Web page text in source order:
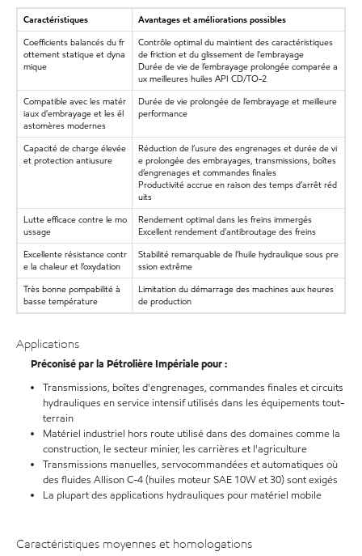
Caractéristiques
Avantages et améliorations possibles
Coefficients balancés du fr
ottement statique et dyna
mique
Contrôle optimal du maintient des caractéristiques
de friction et du glissement de l'embrayage
Durée de vie de l’embrayage prolongée comparée a
ux meilleures huiles API CD/TO-2
Compatible avec les matér
iaux d'embrayage et les él
astomères modernes
Durée de vie prolongée de l’embrayage et meilleure
performance
Capacité de charge élevée
et protection antiusure
Réduction de l’usure des engrenages et durée de vi
e prolongée des embrayages, transmissions, boîtes
d’engrenages et commandes finales
Productivité accrue en raison des temps d’arrêt réd
uits
Lutte efficace contre le mo
ussage
Rendement optimal dans les freins immergés
Excellent rendement d'antibroutage des freins
Excellente résistance contr
e la chaleur et l’oxydation
Stabilité remarquable de l’huile hydraulique sous pre
ssion extrême
Très bonne pompabilité à
basse température
Limitation du démarrage des machines aux heures
de production
Applications
Préconisé par la Pétrolière Impériale pour :
Transmissions, boîtes d'engrenages, commandes finales et circuits
hydrauliques en service intensif utilisés dans les équipements tout-
terrain
Matériel industriel hors route utilisé dans des domaines comme la
construction, le secteur minier, les carrières et l'agriculture
Transmissions manuelles, servocommandées et automatiques où
des fluides Allison C-4 (huiles moteur SAE 10W et 30) sont exigés
La plupart des applications hydrauliques pour matériel mobile
Caractéristiques moyennes et homologations